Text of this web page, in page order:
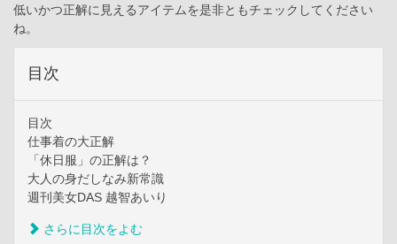
低いかつ正解に見えるアイテムを是非ともチェックしてください
ね。
目次
目次
仕事着の大正解
「休日服」の正解は？
大人の身だしなみ新常識
週刊美女DAS 越智あいり
さらに目次をよむ